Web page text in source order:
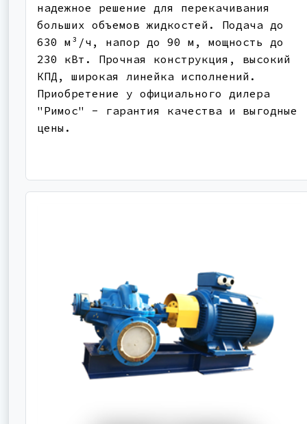
надежное решение для перекачивания
больших объемов жидкостей. Подача до
630 м³/ч, напор до 90 м, мощность до
230 кВт. Прочная конструкция, высокий
КПД, широкая линейка исполнений.
Приобретение у официального дилера
"Римос" - гарантия качества и выгодные
цены.